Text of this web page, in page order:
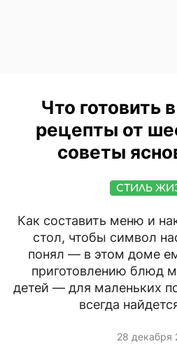
Что готовить
рецепты от
советы
СТИЛЬ
Как составить меню и
стол, чтобы символ
понял — в этом доме
приготовлению блюд
детей — для маленьких
всегда
28 декабря